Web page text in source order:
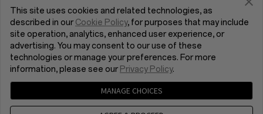
This site uses cookies and related technologies, as
described in ourCookie Policy, for purposes that may include
site operation, analytics, enhanced user experience, or
advertising. You may consent to our use of these
technologies or manage your preferences. For more
information, please see our Privacy Policy.
MANAGE CHOICES